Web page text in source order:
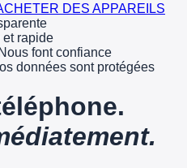
DES APPAREILS
et rapide
Nous font confiance
données sont protégées